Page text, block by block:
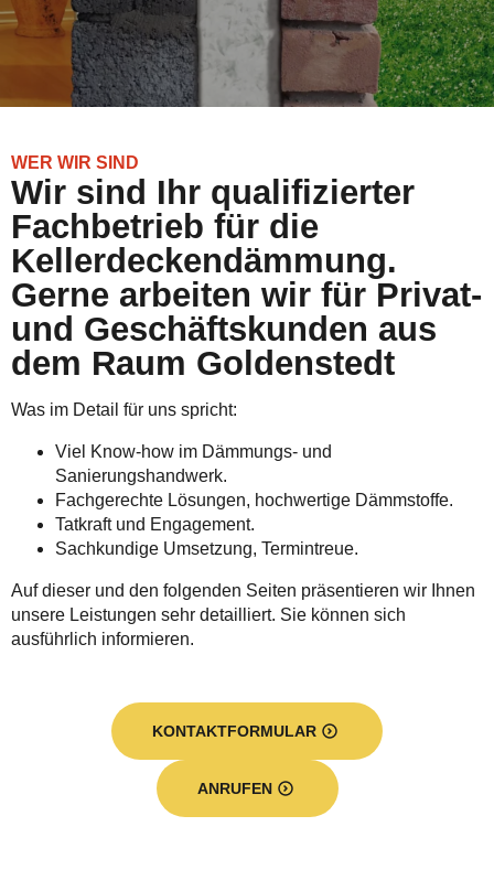
WER WIR SIND
Wir sind Ihr qualifizierter
Fachbetrieb für die
Kellerdeckendämmung.
Gerne arbeiten wir für Privat-
und Geschäftskunden aus
dem Raum Goldenstedt
Was im Detail für uns spricht:
Viel Know-how im Dämmungs- und
Sanierungshandwerk.
Fachgerechte Lösungen, hochwertige Dämmstoffe.
Tatkraft und Engagement.
Sachkundige Umsetzung, Termintreue.
Auf dieser und den folgenden Seiten präsentieren wir Ihnen
unsere Leistungen sehr detailliert. Sie können sich
ausführlich informieren.
KONTAKTFORMULAR
ANRUFEN